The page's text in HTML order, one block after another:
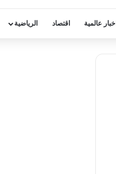
اخبار عالمية اقتصاد الرياضية